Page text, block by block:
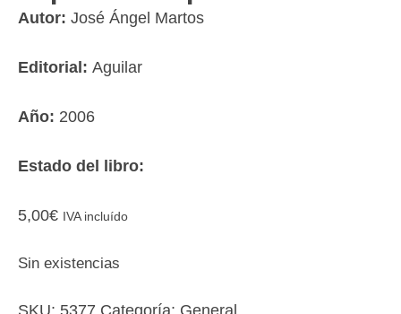
Autor: José Ángel Martos
Editorial: Aguilar
Año: 2006
Estado del libro:
5,00€ IVA incluído
Sin existencias
SKU: 5377 Categoría: General